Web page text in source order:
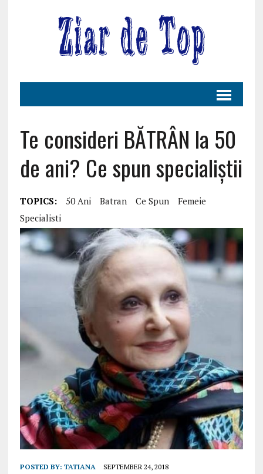
Te consideri BĂTRÂN la 50
de ani? Ce spun specialiștii
TOPICS: 50 Ani Batran Ce Spun
Femeie
Specialisti
POSTED BY: TATIANA SEPTEMBER 24, 2018